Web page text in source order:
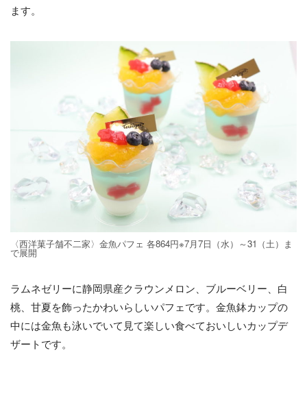
ます。
〈西洋菓子舗不二家〉金魚パフェ 各864円※7月7日（水）～31（土）ま
で展開
ラムネゼリーに静岡県産クラウンメロン、ブルーベリー、白
桃、甘夏を飾ったかわいらしいパフェです。金魚鉢カップの
中には金魚も泳いでいて見て楽しい食べておいしいカップデ
ザートです。